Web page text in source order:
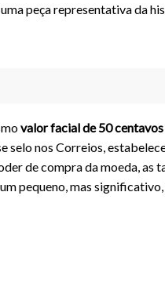
uma peça representativa da
valor facial de 50 centavos
selo nos Correios,
de compra da moeda,
pequeno, mas